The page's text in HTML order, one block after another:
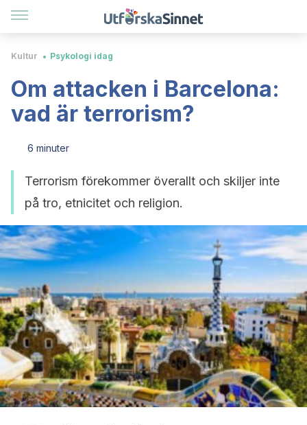
Kultur Psykologi idag
Om attacken i Barcelona:
vad är terrorism?
6 minuter
Terrorism förekommer överallt och skiljer inte
på tro, etnicitet och religion.